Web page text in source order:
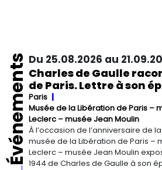
ÉvénementsDu 25.08.2026 au
Charles de Gaulle
de Paris. Lettre à son
Paris
Musée de la Libération de Paris –
Leclerc – musée Jean Moulin
À l’occasion de l’anniversaire de
musée de la Libération de Paris –
Leclerc – musée Jean Moulin
1944 de Charles de Gaulle à son